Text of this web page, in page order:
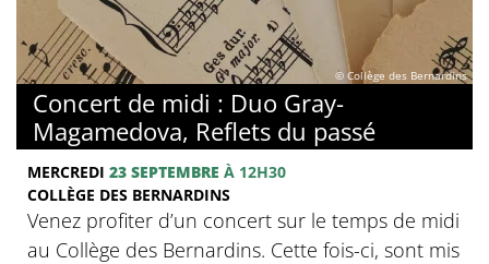
© Collège des Bernardins
Concert de midi : Duo Gray-
Magamedova, Reflets du passé
MERCREDI 23 SEPTEMBRE À 12H30
COLLÈGE DES BERNARDINS
Venez profiter d’un concert sur le temps de midi
au Collège des Bernardins. Cette fois-ci, sont mis